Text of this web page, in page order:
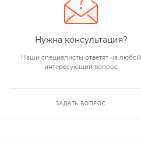
Нужна консультация?
Наши специалисты ответят на любой
интересующий вопрос
ЗАДАТЬ ВОПРОС